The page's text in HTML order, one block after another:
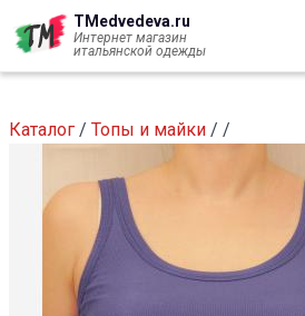
Перейти TMedvedeva.ru
Интернет магазин
итальянской одежды
Каталог / Топы и майки / /